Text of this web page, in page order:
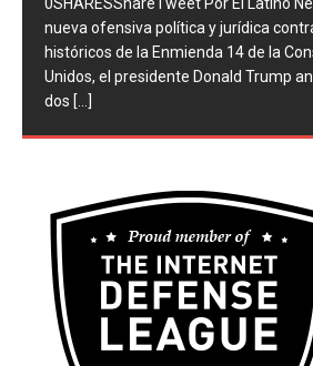
0SHARESShareTweet ​Por El Latino
nueva ofensiva política y jurídica
históricos de la Enmienda 14 de la
Unidos, el presidente Donald Trump
[...]